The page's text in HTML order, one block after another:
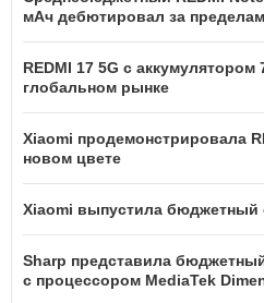
мАч дебютировал за
REDMI 17 5G c
глобальном рынке
Xiaomi продемонстрировала
новом цвете
Xiaomi выпустила бюджетный
Sharp представила
с процессором MediaTek